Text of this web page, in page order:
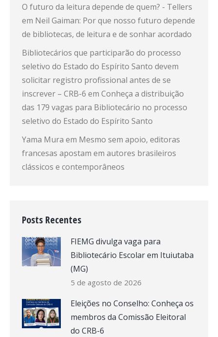
O futuro da leitura depende de quem? - Tellers
em Neil Gaiman: Por que nosso futuro depende
de bibliotecas, de leitura e de sonhar acordado
Bibliotecários que participarão do processo
seletivo do Estado do Espírito Santo devem
solicitar registro profissional antes de se
inscrever – CRB-6 em Conheça a distribuição
das 179 vagas para Bibliotecário no processo
seletivo do Estado do Espírito Santo
Yama Mura em Mesmo sem apoio, editoras
francesas apostam em autores brasileiros
clássicos e contemporâneos
Posts Recentes
FIEMG divulga vaga para
Bibliotecário Escolar em Ituiutaba
(MG)
5 de agosto de 2026
Eleições no Conselho: Conheça os
membros da Comissão Eleitoral
do CRB-6